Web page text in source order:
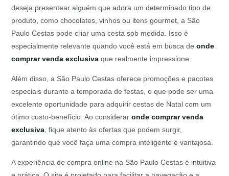
deseja presentear alguém que adora um determinado tipo de
produto, como chocolates, vinhos ou itens gourmet, a São
Paulo Cestas pode criar uma cesta sob medida. Isso é
especialmente relevante quando você está em busca deonde
comprar venda exclusiva que realmente impressione.
Além disso, a São Paulo Cestas oferece promoções e pacotes
especiais durante a temporada de festas, o que pode ser uma
excelente oportunidade para adquirir cestas de Natal com um
ótimo custo-benefício. Ao consideraronde comprar venda
exclusiva , fique atento às ofertas que podem surgir,
garantindo que você faça uma compra inteligente e vantajosa.
A experiência de compra online na São Paulo Cestas é intuitiva